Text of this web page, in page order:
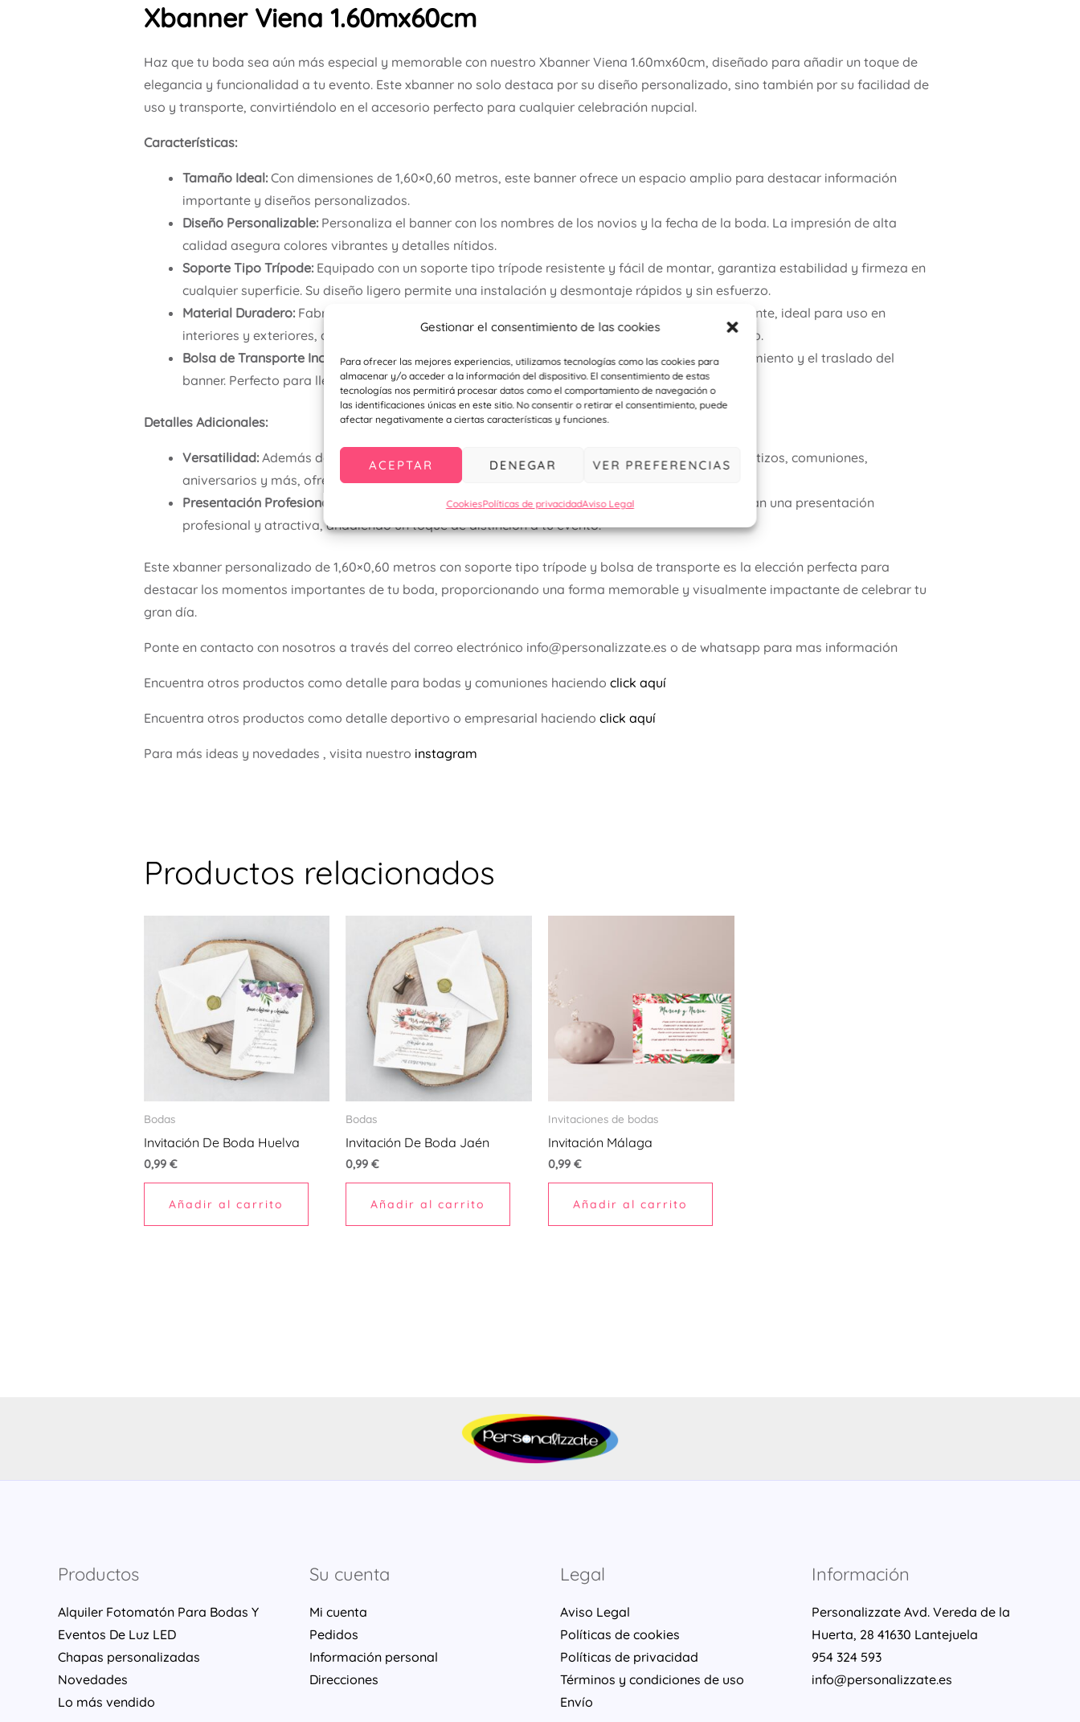
Gestionar el consentimiento de las cookies
Para ofrecer las mejores experiencias, utilizamos tecnologías como las cookies para
almacenar y/o acceder a la información del dispositivo. El consentimiento de estas
tecnologías nos permitirá procesar datos como el comportamiento de navegación o
las identificaciones únicas en este sitio. No consentir o retirar el consentimiento, puede
afectar negativamente a ciertas características y funciones.
ACEPTAR DENEGAR VER PREFERENCIAS
CookiesPolíticas de privacidadAviso Legal
Xbanner Viena 1.60mx60cm
Haz que tu boda sea aún más especial y memorable con nuestro Xbanner Viena 1.60mx60cm, diseñado para añadir un toque de
elegancia y funcionalidad a tu evento. Este xbanner no solo destaca por su diseño personalizado, sino también por su facilidad de
uso y transporte, convirtiéndolo en el accesorio perfecto para cualquier celebración nupcial.
Características:
Tamaño Ideal:Con dimensiones de 1,60×0,60 metros, este banner ofrece un espacio amplio para destacar información
importante y diseños personalizados.
Diseño Personalizable:Personaliza el banner con los nombres de los novios y la fecha de la boda. La impresión de alta
calidad asegura colores vibrantes y detalles nítidos.
Soporte Tipo Trípode:Equipado con un soporte tipo trípode resistente y fácil de montar, garantiza estabilidad y firmeza en
cualquier superficie. Su diseño ligero permite una instalación y desmontaje rápidos y sin esfuerzo.
Material Duradero:Fabricado con materiales de alta calidad, este banner es duradero y resistente, ideal para uso en
interiores y exteriores, asegurando que se mantenga en perfecto estado durante todo el evento.
Bolsa de Transporte Incluida:Incluye una práctica bolsa de transporte que facilita el almacenamiento y el traslado del
banner. Perfecto para llevar de un lugar a otro sin complicaciones.
Detalles Adicionales:
Versatilidad:Además de bodas, este xbanner es ideal para otros eventos especiales como bautizos, comuniones,
aniversarios y más, ofreciendo una solución versátil para cualquier ocasión.
Presentación Profesional:
La estructura robusta del banner y la calidad de la impresión aseguran una presentación
profesional y atractiva, añadiendo un toque de distinción a tu evento.
Este xbanner personalizado de 1,60×0,60 metros con soporte tipo trípode y bolsa de transporte es la elección perfecta para
destacar los momentos importantes de tu boda, proporcionando una forma memorable y visualmente impactante de celebrar tu
gran día.
Ponte en contacto con nosotros a través del correo electrónico info@personalizzate.es o de whatsapp para mas información
Encuentra otros productos como detalle para bodas y comuniones haciendo click aquí
Encuentra otros productos como detalle deportivo o empresarial haciendo click aquí
Para más ideas y novedades , visita nuestro instagram
Productos relacionados
Bodas
Invitación De Boda Huelva
0,99 €
Añadir al carrito
Bodas
Invitación De Boda Jaén
0,99€
Añadir al carrito
Invitaciones de bodas
Invitación Málaga
0,99 €
Añadir al carrito
Productos
Alquiler Fotomatón Para Bodas Y
Eventos De Luz LED
Chapas personalizadas
Novedades
Lo más vendido
Su cuenta
Mi cuenta
Pedidos
Información personal
Direcciones
Legal
Aviso Legal
Políticas de cookies
Políticas de privacidad
Términos y condiciones de uso
Envío
Información
Personalizzate Avd. Vereda de la
Huerta, 28 41630 Lantejuela
954 324 593
info@personalizzate.es